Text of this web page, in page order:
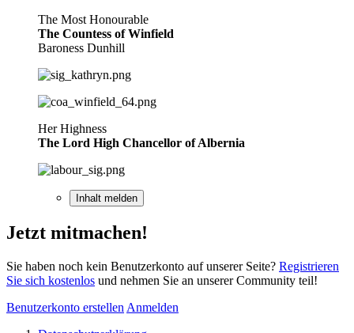
The Most Honourable
The Countess of Winfield
Baroness Dunhill
Her Highness
The Lord High Chancellor of Albernia
Inhalt melden
Jetzt mitmachen!
Sie haben noch kein Benutzerkonto auf unserer Seite? Registrieren
Sie sich kostenlos und nehmen Sie an unserer Community teil!
Benutzerkonto erstellen Anmelden